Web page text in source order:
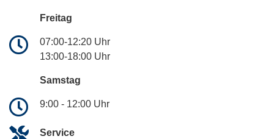
Freitag
07:00-12:20 Uhr
13:00-18:00 Uhr
Samstag
9:00 - 12:00 Uhr
Service